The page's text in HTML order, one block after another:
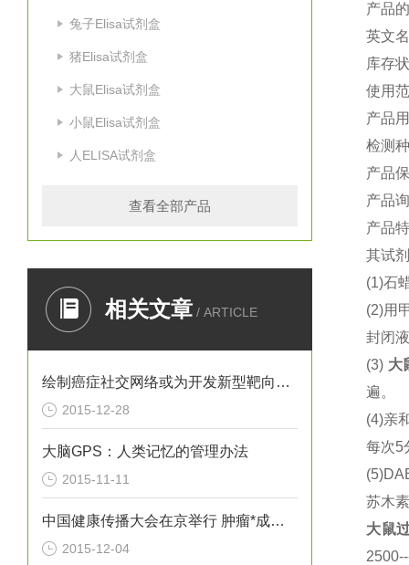
兔子Elisa试剂盒
猪Elisa试剂盒
大鼠Elisa试剂盒
小鼠Elisa试剂盒
人ELISA试剂盒
查看全部产品
相关文章 / ARTICLE
绘制癌症社交网络或为开发新型靶向疗法提供思路
2015-12-28
大脑GPS：人类记忆的管理办法
2015-11-11
中国健康传播大会在京举行 肿瘤*成为热议焦点
2015-12-04
产品
英文
库存
使用
产品
检测
产品
产品
产品
其试
(1)石
(2)用
封闭
(3) 大
遍。
(4)亲
每次5
苏木
大鼠